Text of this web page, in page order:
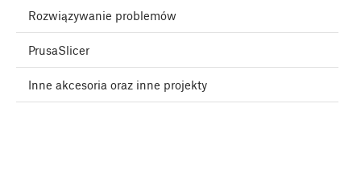
Rozwiązywanie problemów
PrusaSlicer
Inne akcesoria oraz inne projekty